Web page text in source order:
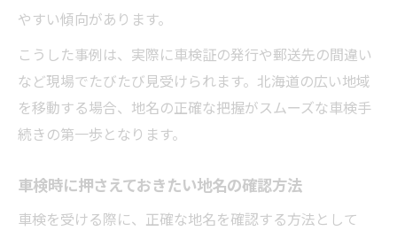
やすい傾向があります。
こうした事例は、実際に車検証の発行や郵送先の間違い
など現場でたびたび見受けられます。北海道の広い地域
を移動する場合、地名の正確な把握がスムーズな車検手
続きの第一歩となります。
車検時に押さえておきたい地名の確認方法
車検を受ける際に、正確な地名を確認する方法として